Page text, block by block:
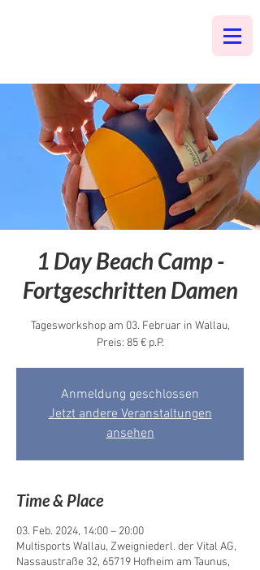
1 Day Beach Camp -
Fortgeschritten Damen
Tagesworkshop am 03. Februar in Wallau,
Preis: 85 € p.P.
Anmeldung geschlossen
Jetzt andere Veranstaltungen
ansehen
Time & Place
03. Feb. 2024, 14:00 – 20:00
Multisports Wallau, Zweigniederl. der Vital AG,
Nassaustraße 32, 65719 Hofheim am Taunus,